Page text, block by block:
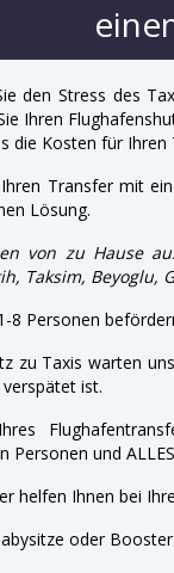
den Stress des
Ihren
die Kosten für
Transfer mit
Lösung.
von zu Hause
Taksim, Beyoglu,
8 Personen
zu Taxis warten
ist.
Personen und
helfen Ihnen bei
oder